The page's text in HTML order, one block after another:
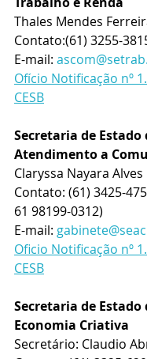
Thales Mendes
Contato:(61) 3255-
E-mail:
Ofício Notificação nº
CESB
Secretaria de Estado
Atendimento a
Claryssa Nayara Alves
Contato: (61) 3425-
61 98199-0312)
E-mail:
Oficio Notificação nº
CESB
Secretaria de Estado
Economia Criativa
Secretário: Claudio